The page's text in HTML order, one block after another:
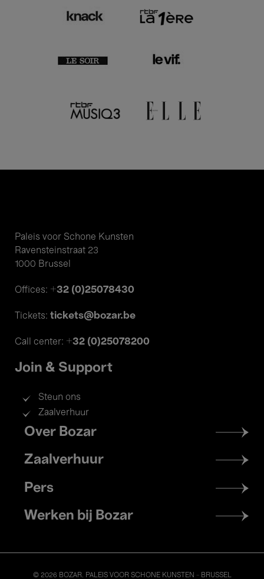
Paleis voor Schone Kunsten
Ravensteinstraat 23
1000 Brussel
Offices: +32 (0)25078430
Tickets: tickets@bozar.be
Call center: +32 (0)25078200
Join & Support
Steun ons
Zaalverhuur
Footer
menu
Over Bozar
Zaalverhuur
Pers
Werken bij Bozar
© 2026 BOZAR. PALEIS VOOR SCHONE KUNSTEN - BRUSSEL